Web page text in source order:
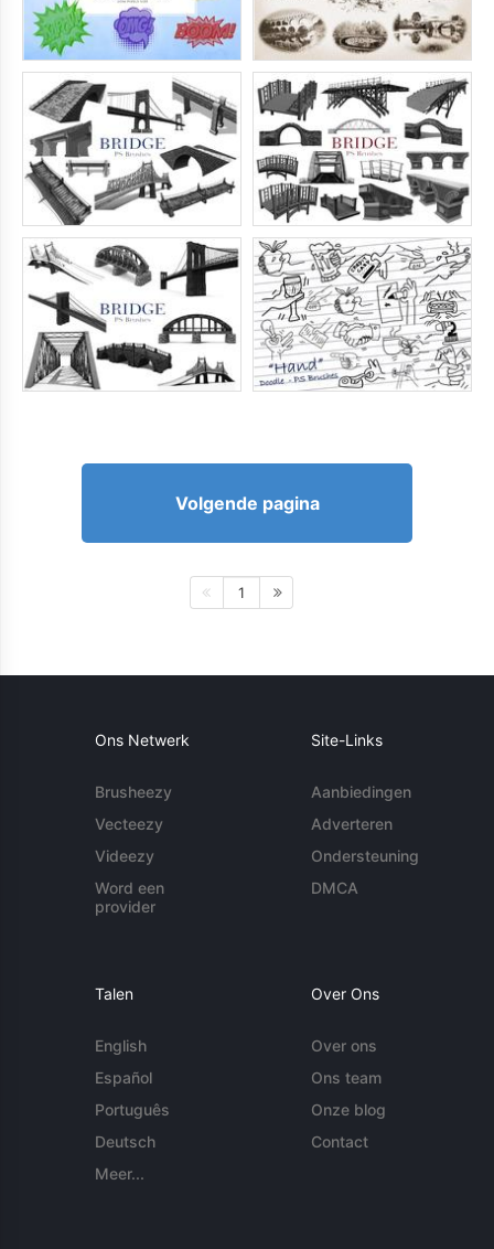
Volgende pagina
1
Ons Netwerk
Brusheezy
Vecteezy
Videezy
Word een
provider
Site-Links
Aanbiedingen
Adverteren
Ondersteuning
DMCA
Talen
English
Español
Português
Deutsch
Meer...
Over Ons
Over ons
Ons team
Onze blog
Contact